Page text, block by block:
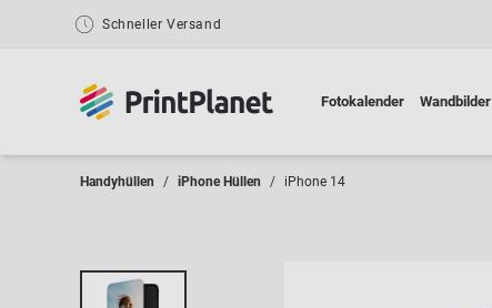
Schneller Versand
Fotokalender Wandbilder
Handyhüllen iPhone Hüllen iPhone 14